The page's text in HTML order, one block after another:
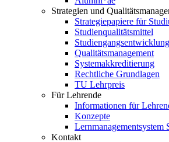
Strategien und
Strategiepapiere für
Studienqualitätsmittel
Studiengangsentwicklung
Qualitätsmanagement
Systemakkreditierung
Rechtliche Grundlagen
TU Lehrpreis
Für Lehrende
Informationen für
Konzepte
Lernmanagementsystem
Kontakt